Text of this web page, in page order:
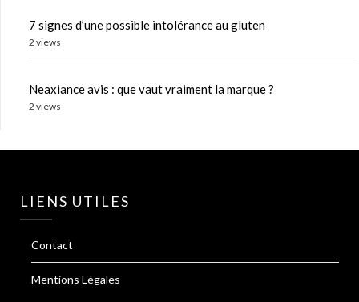
7 signes d’une possible intolérance au gluten
2 views
Neaxiance avis : que vaut vraiment la marque ?
2 views
LIENS UTILES
Contact
Mentions Légales